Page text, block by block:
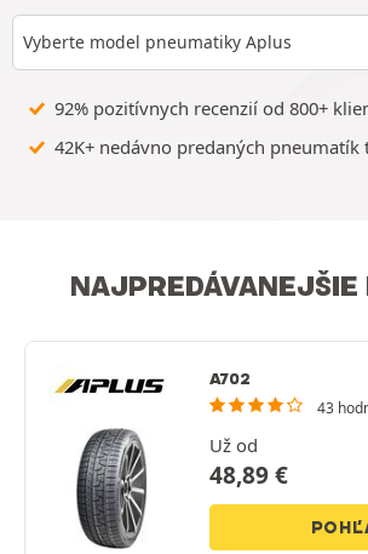
Vyberte model pneumatiky Aplus
92% pozitívnych recenzií od 800+
42K+ nedávno predaných pneumatík
NAJPREDÁVANEJŠIE
A702
43
Už od
48,89€